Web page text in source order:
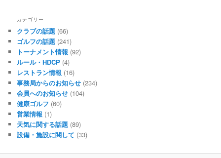
カテゴリー
クラブの話題 (66)
ゴルフの話題 (241)
トーナメント情報 (92)
ルール・HDCP (4)
レストラン情報 (16)
事務局からのお知らせ (234)
会員へのお知らせ (104)
健康ゴルフ (60)
営業情報 (1)
天気に関する話題 (89)
設備・施設に関して (33)